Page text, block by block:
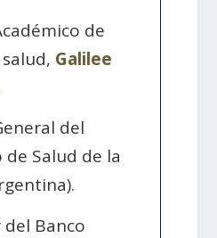
de
Galilee
del
Salud de la
Banco